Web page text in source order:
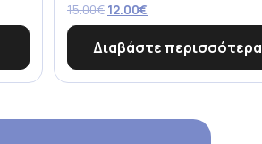
15.00€ 12.00€
Διαβάστε περισσότερα